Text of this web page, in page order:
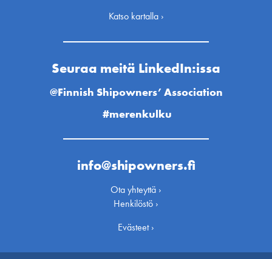
Katso kartalla ›
Seuraa meitä LinkedIn:issa
@Finnish Shipowners’ Association
#merenkulku
info@shipowners.fi
Ota yhteyttä ›
Henkilöstö ›
Evästeet ›